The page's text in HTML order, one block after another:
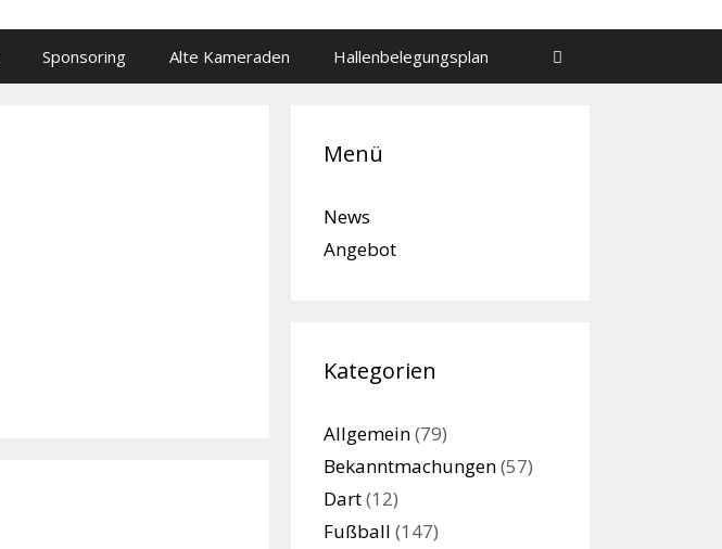
Sponsoring Alte Kameraden Hallenbelegungsplan
Menü
News
Angebot
Kategorien
Allgemein(79)
Bekanntmachungen(57)
Dart(12)
Fußball (147)